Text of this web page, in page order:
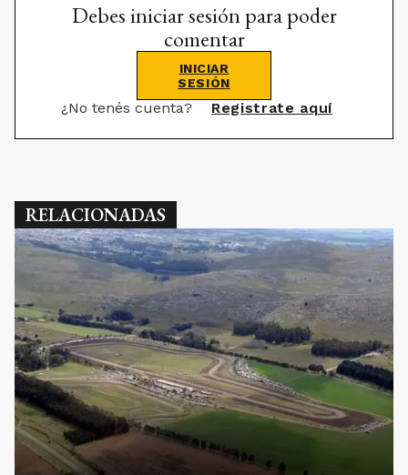
Debes iniciar sesión para poder
comentar
INICIAR
SESIÓN
¿No tenés cuenta? Registrate aquí
RELACIONADAS